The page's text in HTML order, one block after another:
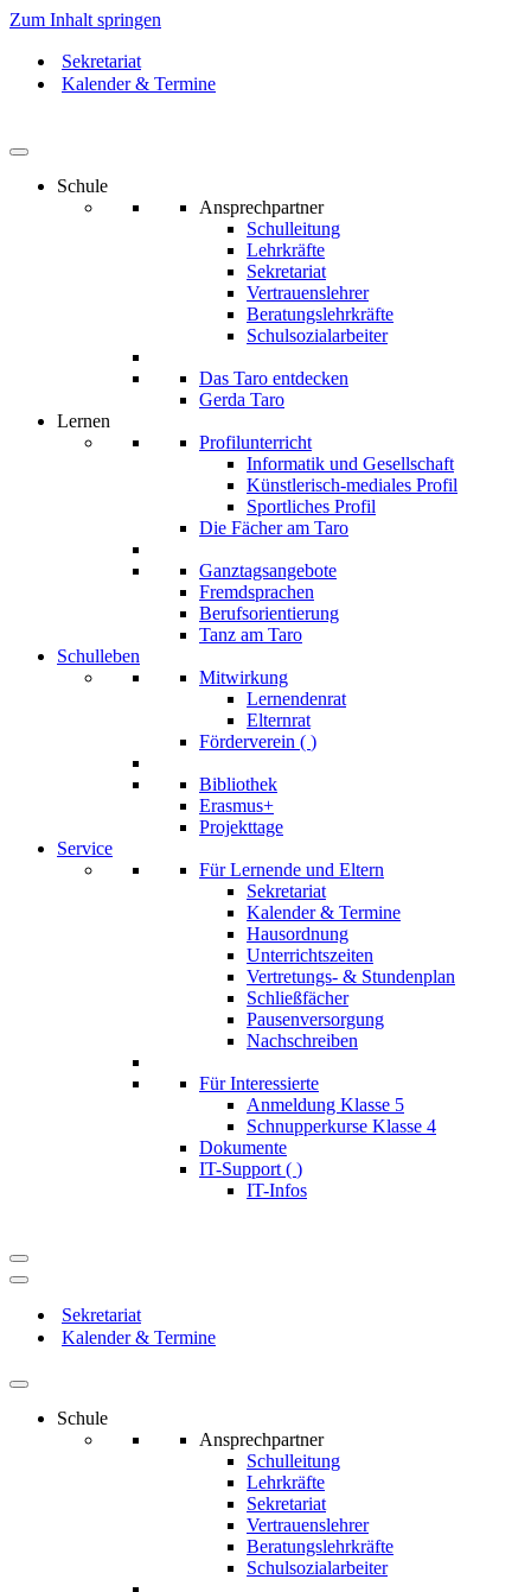
Zum Inhalt springen
Sekretariat
Kalender & Termine
Schule
Ansprechpartner
Schulleitung
Lehrkräfte
Sekretariat
Vertrauenslehrer
Beratungslehrkräfte
Schulsozialarbeiter
Das Taro entdecken
Gerda Taro
Lernen
Profilunterricht
Informatik und Gesellschaft
Künstlerisch-mediales Profil
Sportliches Profil
Die Fächer am Taro
Ganztagsangebote
Fremdsprachen
Berufsorientierung
Tanz am Taro
Schulleben
Mitwirkung
Lernendenrat
Elternrat
Förderverein ( )
Bibliothek
Erasmus+
Projekttage
Service
Für Lernende und Eltern
Sekretariat
Kalender & Termine
Hausordnung
Unterrichtszeiten
Vertretungs- & Stundenplan
Schließfächer
Pausenversorgung
Nachschreiben
Für Interessierte
Anmeldung Klasse 5
Schnupperkurse Klasse 4
Dokumente
IT-Support ( )
IT-Infos
Navigationsmenü
Navigationsmenü
Sekretariat
Kalender & Termine
Schule
Ansprechpartner
Schulleitung
Lehrkräfte
Sekretariat
Vertrauenslehrer
Beratungslehrkräfte
Schulsozialarbeiter